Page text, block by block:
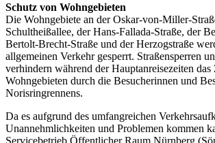
Schutz von Wohngebieten
Die Wohngebiete an der Oskar-von-Miller-
Schultheißallee, der Hans-Fallada-Straße, der
Bertolt-Brecht-Straße und der Herzogstraße
allgemeinen Verkehr gesperrt. Straßensperren
verhindern während der Hauptanreisezeiten
Wohngebieten durch die Besucherinnen und
Norisringrennens.
Da es aufgrund des umfangreichen
Unannehmlichkeiten und Problemen kommen
Servicebetrieb Öffentlicher Raum Nürnberg